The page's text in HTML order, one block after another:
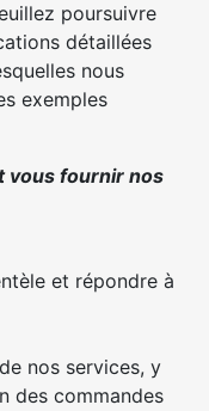
poursuivre
détaillées
nous
exemples
vous fournir nos
et répondre à
nos services, y
des commandes